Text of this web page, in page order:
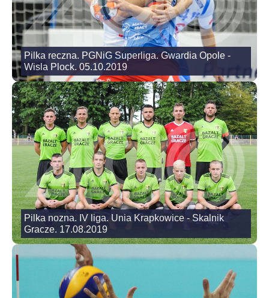
Pilka reczna. PGNiG Superliga. Gwardia Opole -
Wisla Plock. 05.10.2019
Pilka nozna. IV liga. Unia Krapkowice - Skalnik
Gracze. 17.08.2019